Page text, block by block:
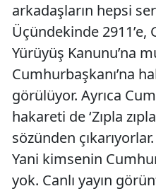
arkadaşların hepsi
Üçündekinde 2911’e,
Yürüyüş Kanunu’na
Cumhurbaşkanı’na
görülüyor. Ayrıca
hakareti de ‘Zıpla
sözünden
Yani kimsenin
yok. Canlı yayın